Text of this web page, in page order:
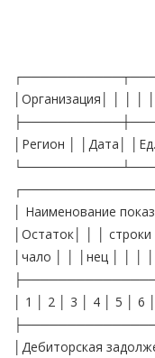
│Организация│ │ │ │ │
│Регион │ │Дата│
│ Наименование
│Остаток│ │ │
│чало │ │ │нец │ │ │
│ 1 │ 2 │ 3 │ 4 │ 5 │ 6 │
│Дебиторская